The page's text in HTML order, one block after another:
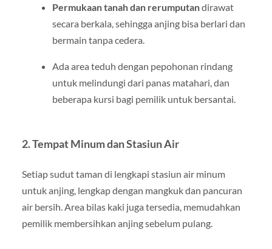
Permukaan tanah dan rerumputandirawat
secara berkala, sehingga anjing bisa berlari dan
bermain tanpa cedera.
Ada area teduh dengan pepohonan rindang
untuk melindungi dari panas matahari, dan
beberapa kursi bagi pemilik untuk bersantai.
2. Tempat Minum dan Stasiun Air
Setiap sudut taman di lengkapi stasiun air minum
untuk anjing, lengkap dengan mangkuk dan pancuran
air bersih. Area bilas kaki juga tersedia, memudahkan
pemilik membersihkan anjing sebelum pulang.